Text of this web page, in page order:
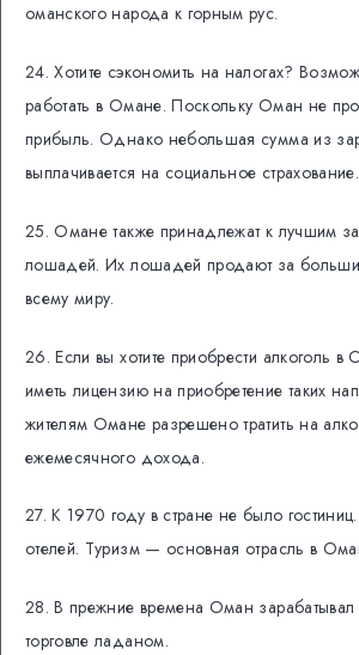
оманского народа к горным рус.
24. Хотите сэкономить на налогах?
работать в Омане. Поскольку Оман не
прибыль. Однако небольшая сумма из
выплачивается на социальное страхование.
25. Омане также принадлежат к лучшим
лошадей. Их лошадей продают за
всему миру.
26. Если вы хотите приобрести алкоголь
иметь лицензию на приобретение таких
жителям Омане разрешено тратить на
ежемесячного дохода.
27. К 1970 году в стране не было
отелей. Туризм — основная отрасль в
28. В прежние времена Оман
торговле ладаном.